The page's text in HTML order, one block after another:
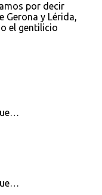
por decir
Gerona y Lérida,
el gentilicio